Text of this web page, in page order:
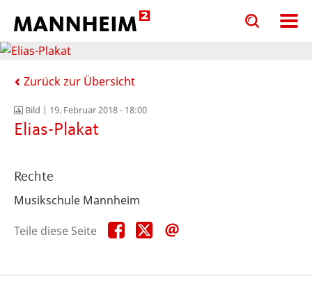
Toggle
search
Toggle
search
Zurück zur Übersicht
Bild | 19. Februar 2018 - 18:00
Elias-Plakat
Rechte
Musikschule Mannheim
Teile diese Seite
Teile
diese
Teile
diese